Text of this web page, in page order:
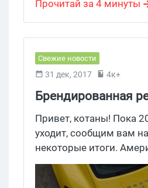
реклама в сториз
Прочитай за 4 минуты
Свежие новости
31 дек, 2017 4к+
Брендированная
Facebook заходит
стандартной
Привет, котаны! Пока
уходит, сообщим вам
некоторые итоги.
компания по
обеспечения